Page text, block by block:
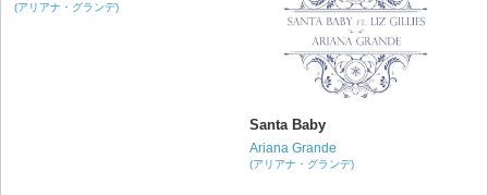
(アリアナ・グランデ)
Santa Baby
Ariana Grande
(アリアナ・グランデ)